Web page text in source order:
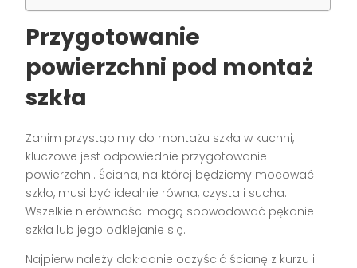
Przygotowanie
powierzchni pod montaż
szkła
Zanim przystąpimy do montażu szkła w kuchni,
kluczowe jest odpowiednie przygotowanie
powierzchni. Ściana, na której będziemy mocować
szkło, musi być idealnie równa, czysta i sucha.
Wszelkie nierówności mogą spowodować pękanie
szkła lub jego odklejanie się.
Najpierw należy dokładnie oczyścić ścianę z kurzu i